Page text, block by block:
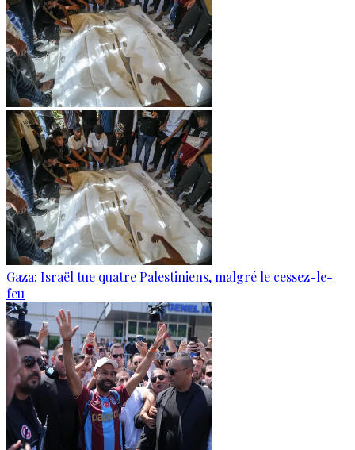
Gaza: Israël tue quatre Palestiniens, malgré le cessez-le-
feu